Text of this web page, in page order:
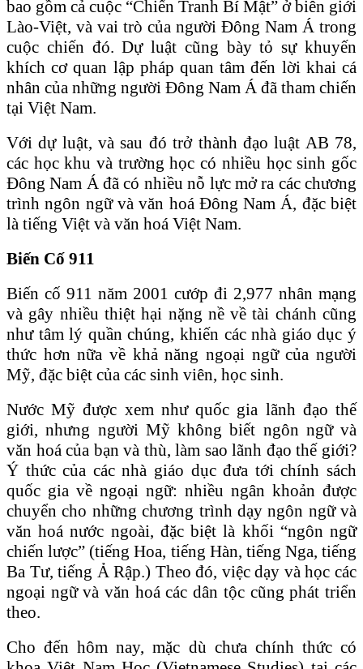
bao gồm cả cuộc “Chiến Tranh Bí Mật” ở biên giới
Lào-Việt, và vai trò của người Đông Nam Á trong
cuộc chiến đó. Dự luật cũng bày tỏ sự khuyến
khích cơ quan lập pháp quan tâm đến lời khai cá
nhân của những người Đông Nam Á đã tham chiến
tại Việt Nam.
Với dự luật, và sau đó trở thành đạo luật AB 78,
các học khu và trường học có nhiều học sinh gốc
Đông Nam Á đã có nhiều nỗ lực mở ra các chương
trình ngôn ngữ và văn hoá Đông Nam Á, đặc biệt
là tiếng Việt và văn hoá Việt Nam.
Biến Cố 911
Biến cố 911 năm 2001 cướp đi 2,977 nhân mạng
và gây nhiều thiệt hại nặng nề về tài chánh cũng
như tâm lý quần chúng, khiến các nhà giáo dục ý
thức hơn nữa về khả năng ngoại ngữ của người
Mỹ, đặc biệt của các sinh viên, học sinh.
Nước Mỹ được xem như quốc gia lãnh đạo thế
giới, nhưng người Mỹ không biết ngôn ngữ và
văn hoá của bạn và thù, làm sao lãnh đạo thế giới?
Ý thức của các nhà giáo dục đưa tới chính sách
quốc gia về ngoại ngữ: nhiều ngân khoản được
chuyển cho những chương trình dạy ngôn ngữ và
văn hoá nước ngoài, đặc biệt là khối “ngôn ngữ
chiến lược” (tiếng Hoa, tiếng Hàn, tiếng Nga, tiếng
Ba Tư, tiếng Ả Rập.) Theo đó, việc dạy và học các
ngoại ngữ và văn hoá các dân tộc cũng phát triển
theo.
Cho đến hôm nay, mặc dù chưa chính thức có